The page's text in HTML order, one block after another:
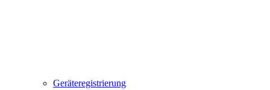
Geräteregistrierung